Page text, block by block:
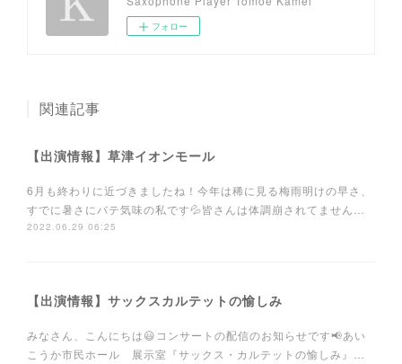
フォロー
関連記事
【出演情報】草津イオンモール
6月も終わりに近づきましたね！今年は稀に見る梅雨明けの早さ、
すでに暑さにバテ気味の私です💦皆さんは体調崩されてません…
2022.06.29 06:25
【出演情報】サックスカルテットの愉しみ
みなさん、こんにちは😃コンサートの配信のお知らせです📢あい
こうか市民ホール 展示室『サックス・カルテットの愉しみ』…